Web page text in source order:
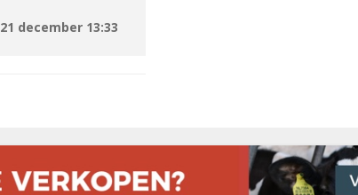
21 december 13:33